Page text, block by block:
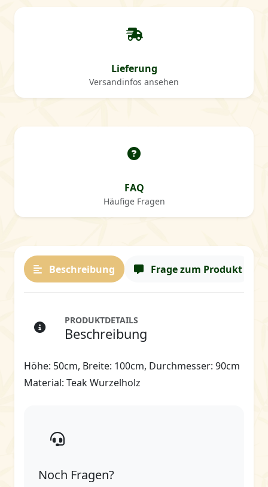
Lieferung
Versandinfos ansehen
FAQ
Häufige Fragen
Beschreibung Frage zum Produkt
PRODUKTDETAILS
Beschreibung
Höhe: 50cm, Breite: 100cm, Durchmesser: 90cm
Material: Teak Wurzelholz
Noch Fragen?